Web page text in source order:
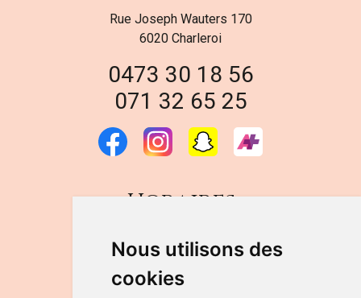
Nous utilisons des
cookies
Rue Joseph Wauters 170
6020 Charleroi
0473 30 18 56
071 32 65 25
Horaires
DU LUNDI AU VENDREDI
de 9h à 12h30 et de 14h à 18h
LE SAMEDI